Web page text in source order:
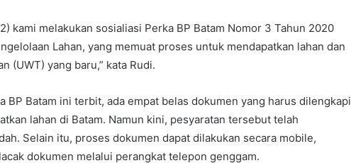
kami melakukan sosialiasi Perka BP Batam Nomor 3 Tahun 2020
Lahan, yang memuat proses untuk mendapatkan lahan dan
(UWT) yang baru,” kata Rudi.
BP Batam ini terbit, ada empat belas dokumen yang harus dilengkapi
lahan di Batam. Namun kini, pesyaratan tersebut telah
Selain itu, proses dokumen dapat dilakukan secara mobile,
dokumen melalui perangkat telepon genggam.